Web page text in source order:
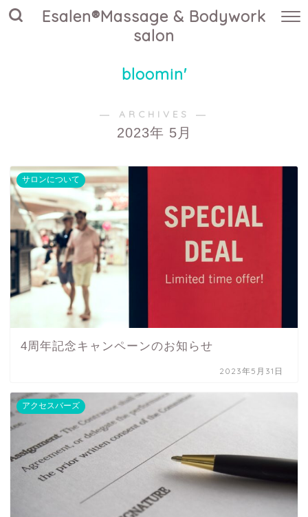
Esalen®Massage & Bodywork
salon
bloomin'
― ARCHIVES ―
2023年 5月
サロンについて
4周年記念キャンペーンのお知らせ
2023年5月31日
アクセスバーズ